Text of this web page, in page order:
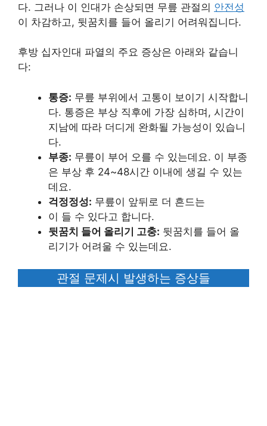
다. 그러나 이 인대가 손상되면 무릎 관절의 안전성
이 차감하고, 뒷꿈치를 들어 올리기 어려워집니다.
후방 십자인대 파열의 주요 증상은 아래와 같습니
다:
통증: 무릎 부위에서 고통이 보이기 시작합니
다. 통증은 부상 직후에 가장 심하며, 시간이
지남에 따라 더디게 완화될 가능성이 있습니
다.
부종: 무릎이 부어 오를 수 있는데요. 이 부종
은 부상 후 24~48시간 이내에 생길 수 있는
데요.
걱정정성: 무릎이 앞뒤로 더 흔드는
이 들 수 있다고 합니다.
뒷꿈치 들어 올리기 고충: 뒷꿈치를 들어 올
리기가 어려울 수 있는데요.
관절 문제시 발생하는 증상들